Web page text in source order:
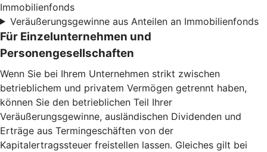
Immobilienfonds
Veräußerungsgewinne aus Anteilen an Immobilienfonds
Für Einzelunternehmen und
Personengesellschaften
Wenn Sie bei Ihrem Unternehmen strikt zwischen
betrieblichem und privatem Vermögen getrennt haben,
können Sie den betrieblichen Teil Ihrer
Veräußerungsgewinne, ausländischen Dividenden und
Erträge aus Termingeschäften von der
Kapitalertragssteuer freistellen lassen. Gleiches gilt bei